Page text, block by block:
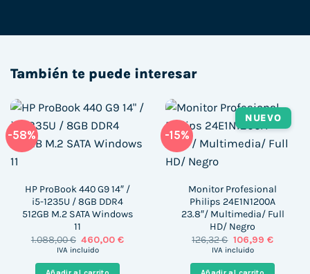
También te puede interesar
-58%
HP ProBook 440 G9 14″ /
i5-1235U / 8GB DDR4
512GB M.2 SATA Windows
11
1.088,00€ El
precio
460,00€El
IVA incluido
-15%
NUEVO
Monitor Profesional
Philips 24E1N1200A
23.8″/ Multimedia/ Full
HD/ Negro
126,32€ El
precio
era:
106,99 €El
es:
IVA incluido